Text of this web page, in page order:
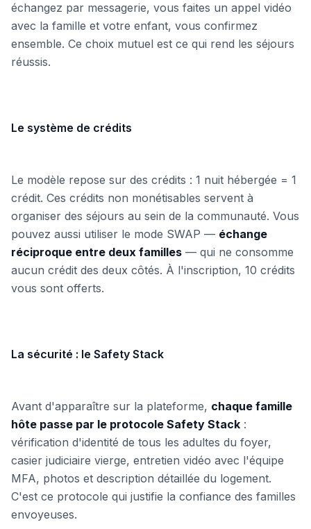
échangez par messagerie, vous faites un appel vidéo
avec la famille et votre enfant, vous confirmez
ensemble. Ce choix mutuel est ce qui rend les séjours
réussis.
Le système de crédits
Le modèle repose sur des crédits : 1 nuit hébergée = 1
crédit. Ces crédits non monétisables servent à
organiser des séjours au sein de la communauté. Vous
pouvez aussi utiliser le mode SWAP — échange
réciproque entre deux familles — qui ne consomme
aucun crédit des deux côtés. À l'inscription, 10 crédits
vous sont offerts.
La sécurité : le Safety Stack
Avant d'apparaître sur la plateforme, chaque famille
hôte passe par le protocole Safety Stack :
vérification d'identité de tous les adultes du foyer,
casier judiciaire vierge, entretien vidéo avec l'équipe
MFA, photos et description détaillée du logement.
C'est ce protocole qui justifie la confiance des familles
envoyeuses.